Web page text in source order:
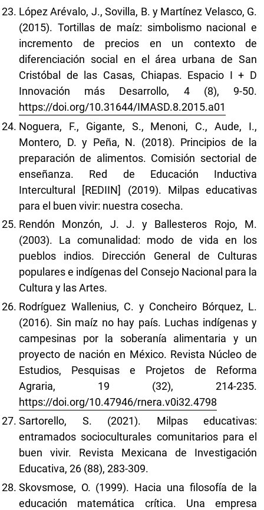
López Arévalo, J., Sovilla, B. y Martínez Velasco, G.
(2015). Tortillas de maíz: simbolismo nacional e
incremento de precios en un contexto de
diferenciación social en el área urbana de San
Cristóbal de las Casas, Chiapas. Espacio I + D
Innovación más Desarrollo, 4 (8), 9-50.
https://doi.org/10.31644/IMASD.8.2015.a01
Noguera, F., Gigante, S., Menoni, C., Aude, I.,
Montero, D. y Peña, N. (2018). Principios de la
preparación de alimentos. Comisión sectorial de
enseñanza. Red de Educación Inductiva
Intercultural [REDIIN] (2019). Milpas educativas
para el buen vivir: nuestra cosecha.
Rendón Monzón, J. J. y Ballesteros Rojo, M.
(2003). La comunalidad: modo de vida en los
pueblos indios. Dirección General de Culturas
populares e indígenas del Consejo Nacional para la
Cultura y las Artes.
Rodríguez Wallenius, C. y Concheiro Bórquez, L.
(2016). Sin maíz no hay país. Luchas indígenas y
campesinas por la soberanía alimentaria y un
proyecto de nación en México. Revista Núcleo de
Estudios, Pesquisas e Projetos de Reforma
Agraria, 19 (32), 214-235.
https://doi.org/10.47946/rnera.v0i32.4798
Sartorello, S. (2021). Milpas educativas:
entramados socioculturales comunitarios para el
buen vivir. Revista Mexicana de Investigación
Educativa, 26 (88), 283-309.
Skovsmose, O. (1999). Hacia una filosofía de la
educación matemática crítica. Una empresa